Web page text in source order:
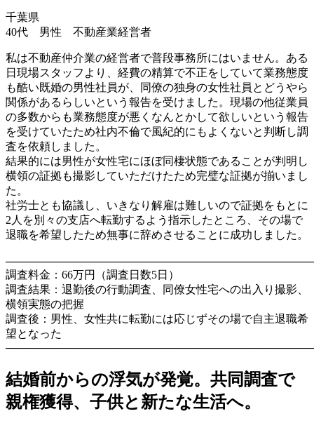
千葉県
40代 男性 不動産業経営者
私は不動産仲介業の経営者で普段事務所にはいません。ある
日現場スタッフより、経費の精算で不正をしていて業務態度
も酷い既婚の男性社員が、同僚の独身の女性社員とどうやら
関係があるらしいという報告を受けました。現場の他従業員
の多数からも業務態度が悪くなんとかして欲しいという報告
を受けていたため社内不倫で風紀的にもよくないと判断し調
査を依頼しました。
結果的には男性が女性宅にほぼ同棲状態であることが判明し
横領の証拠も撮影していただけたため完璧な証拠が揃いまし
た。
社労士とも協議し、いきなり解雇は難しいので証拠をもとに
2人を別々の支店へ転勤するよう指示したところ、その場で
退職を希望したため無事に辞めさせることに成功しました。
調査料金：66万円（調査日数5日）
調査結果：退勤後の行動調査、同僚女性宅への出入り撮影、
横領実態の把握
調査後：男性、女性共に転勤には応じずその場で自主退職希
望となった
結婚前からの浮気が発覚。共同調査で
親権獲得、子供と新たな生活へ。